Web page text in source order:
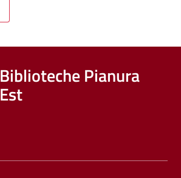
Biblioteche Pianura
Est